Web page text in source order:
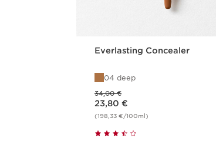
Everlasting Concealer
04 deep
34,00 €
Nykyinen hinta 23,80 €
23,80 €
(198,33 €/100ml)